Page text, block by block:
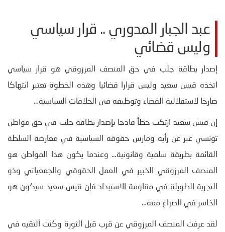
عبد الجبار المدوري .. قرار سياسي
وليس قضائي
إصدار بطاقة جلب في حق المنصف المرزوقي هو قرار سياسي
اتخذه قيس سعيد وليس قرارا قضائيا وهذه الخطوة تعتبر انتهاكا
صارخا لاستقلالية القضاء وتوظيفه في الخلافات السياسية…
إن قيس سعيد ارتكب خطأ فادحا بإصدار بطاقة جلب في حق مواطن
تونسي عبر عن رأيه ومارس حقوقه السياسية في معارضة السلطة
القائمة بطريقة سلمية وقانونية… وعندما يكون هذا المواطن هو
المنصف المرزوقي الخبير في العمل الحقوقي والجمعياتي وذو
التجربة الطويلة في مقاومة الاستبداد فإن قيس سعيد سيكون هو
الخاسر في الصراع معه…
لقد عرفت المنصف المرزوقي عن قرب قبل الثورة وكنت ألتقيه في